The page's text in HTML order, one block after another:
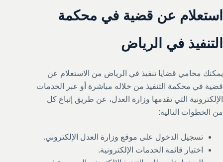
استعلام عن قضية في محكمة
التنفيذ في الرياض
يمكنك محامي قضايا تنفيذ في الرياض من الاستعلام عن
قضية في محكمة التنفيذ من خلاله مباشرة أو عبر الخدمات
الإلكترونية التي تقدمها وزارة العدل، عن طريق إتباع كل
من الخطوات التالية:
تسجيل الدخول على موقع وزارة العدل الإلكتروني.
اختيار قائمة الخدمات الإلكترونية.